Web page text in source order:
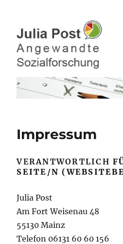
Julia Post –
Datenanalyse
Impressum
VERANTWORTLICH
SEITE/N
Julia Post
Am Fort Weisenau 48
55130 Mainz
Telefon 06131 60 60 156